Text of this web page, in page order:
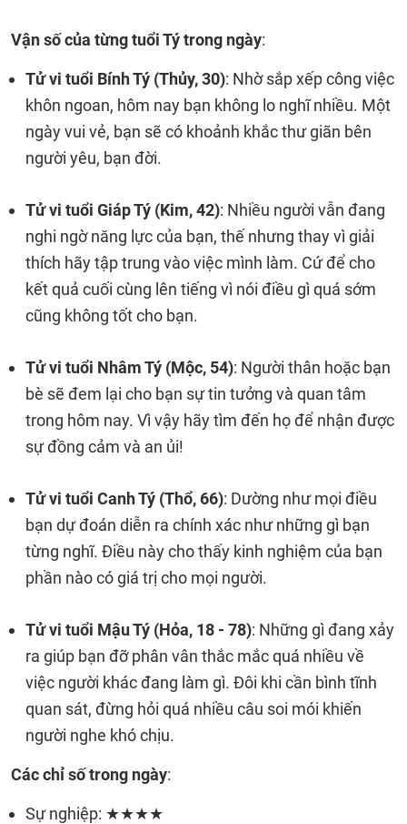
Vận số của từng tuổi Tý trong ngày:
Tử vi tuổi Bính Tý (Thủy, 30): Nhờ sắp xếp công việc
khôn ngoan, hôm nay bạn không lo nghĩ nhiều. Một
ngày vui vẻ, bạn sẽ có khoảnh khắc thư giãn bên
người yêu, bạn đời.
Tử vi tuổi Giáp Tý (Kim, 42): Nhiều người vẫn đang
nghi ngờ năng lực của bạn, thế nhưng thay vì giải
thích hãy tập trung vào việc mình làm. Cứ để cho
kết quả cuối cùng lên tiếng vì nói điều gì quá sớm
cũng không tốt cho bạn.
Tử vi tuổi Nhâm Tý (Mộc, 54): Người thân hoặc bạn
bè sẽ đem lại cho bạn sự tin tưởng và quan tâm
trong hôm nay. Vì vậy hãy tìm đến họ để nhận được
sự đồng cảm và an ủi!
Tử vi tuổi Canh Tý (Thổ, 66): Dường như mọi điều
bạn dự đoán diễn ra chính xác như những gì bạn
từng nghĩ. Điều này cho thấy kinh nghiệm của bạn
phần nào có giá trị cho mọi người.
Tử vi tuổi Mậu Tý (Hỏa, 18 - 78): Những gì đang xảy
ra giúp bạn đỡ phân vân thắc mắc quá nhiều về
việc người khác đang làm gì. Đôi khi cần bình tĩnh
quan sát, đừng hỏi quá nhiều câu soi mói khiến
người nghe khó chịu.
Các chỉ số trong ngày:
Sự nghiệp: ★★★★